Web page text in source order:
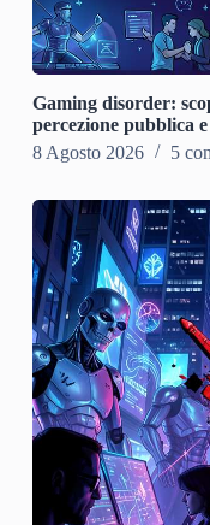
Gaming disorder:
percezione pubblica
8 Agosto 2026
5